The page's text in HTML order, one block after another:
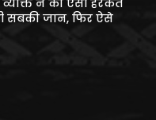
ने की ऐसी हरकत
सबकी जान, फिर ऐसे